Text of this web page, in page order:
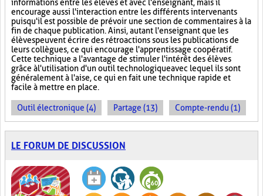
informations entre les élèves et avec l'enseignant, mais il
encourage aussi l'interaction entre les différents intervenants
puisqu'il est possible de prévoir une section de commentaires à la
fin de chaque publication. Ainsi, autant l'enseignant que les
élèves peuvent écrire des rétroactions sous les publications de
leurs collègues, ce qui encourage l'apprentissage coopératif.
Cette technique a l'avantage de stimuler l'intérêt des élèves
grâce à l'utilisation d'un outil technologique avec lequel ils sont
généralement à l'aise, ce qui en fait une technique rapide et
facile à mettre en place.
Outil électronique (4) Partage (13) Compte-rendu (1)
LE FORUM DE DISCUSSION